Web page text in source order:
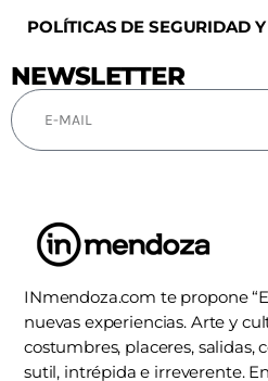
POLÍTICAS DE SEGURIDAD
NEWSLETTER
INmendoza.com te propone
nuevas experiencias. Arte y
costumbres, placeres, salidas,
sutil, intrépida e irreverente.